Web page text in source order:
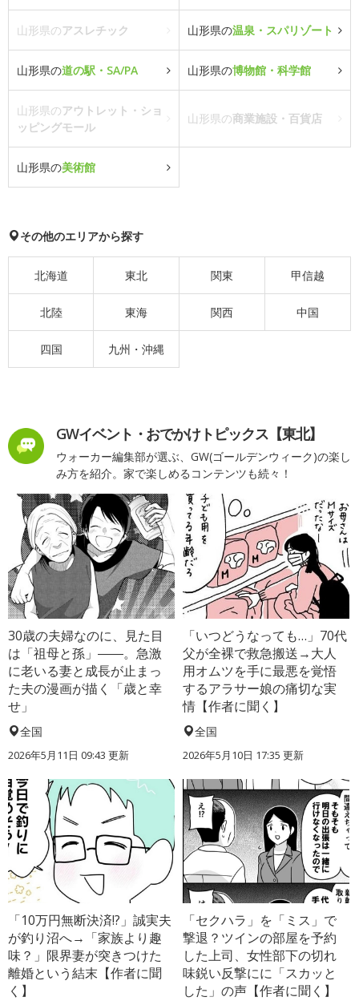
山形県のアスレチック 山形県の温泉・スパリゾート
山形県の道の駅・SA/PA 山形県の博物館・科学館
山形県のアウトレット・ショ
ッピングモール
山形県の商業施設・百貨店
山形県の美術館
その他のエリアから探す
北海道 東北 関東 甲信越
北陸 東海 関西 中国
四国 九州・沖縄
GWイベント・おでかけトピックス【東北】
ウォーカー編集部が選ぶ、GW(ゴールデンウィーク)の楽し
み方を紹介。家で楽しめるコンテンツも続々！
30歳の夫婦なのに、見た目
は「祖母と孫」――。急激
に老いる妻と成長が止まっ
た夫の漫画が描く「歳と幸
せ」
全国
2026年5月11日 09:43 更新
「いつどうなっても…」70代
父が全裸で救急搬送→大人
用オムツを手に最悪を覚悟
するアラサー娘の痛切な実
情【作者に聞く】
全国
2026年5月10日 17:35 更新
「10万円無断決済!?」誠実夫
が釣り沼へ→「家族より趣
味？」限界妻が突きつけた
離婚という結末【作者に聞
く】
「セクハラ」を「ミス」で
撃退？ツインの部屋を予約
した上司、女性部下の切れ
味鋭い反撃にに「スカッと
した」の声【作者に聞く】